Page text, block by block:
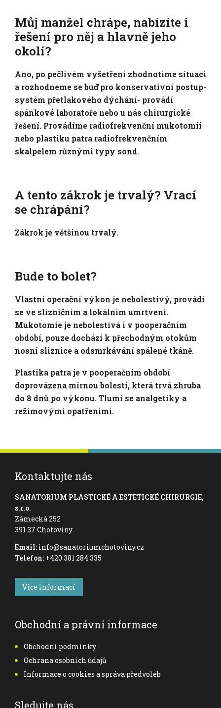
Můj manžel chrápe, nabízíte i
řešení pro něj a hlavně jeho
okolí?
Ano, po pečlivém vyšetření zhodnotíme situaci
a rozhodneme se buď pro konservativní postup-
systém přetlakového dýchání- provádí
spánkové laboratoře nebo u nás chirurgické
řešení. Provádíme radiofrekvenční mukotomii
nebo plastiku patra radiofrekvenčním
skalpelem různými typy sond.
A tento zákrok je trvalý? Vrací
se chrápání?
Zákrok je většinou trvalý.
Bude to bolet?
Vlastní operační výkon je nebolestivý, provádí
se ve slizničním a lokálním umrtvení.
Mukotomie je nebolestivá i v pooperačním
období, pouze dochází k přechodným otokům
nosní sliznice a odsmrkávání spálené tkáně.
Plastika patra je v pooperačním období
doprovázena mírnou bolestí, která trvá zhruba
do 8 dnů po výkonu. Tlumí se analgetiky a
režimovými opatřeními.
Kontaktujte nás
SANATORIUM PLASTICKÉ A ESTETICKÉ CHIRURGIE,
s.r.o.
Zámecká 252
391 37 Chotoviny
Email: info@sanatoriumchotoviny.cz
Telefon: +420 381 284 335
Více informací
Obchodní a právní informace
Obchodní podmínky
Ochrana osobních údajů
Informace o cookies a správa předvoleb
Sledujte nás